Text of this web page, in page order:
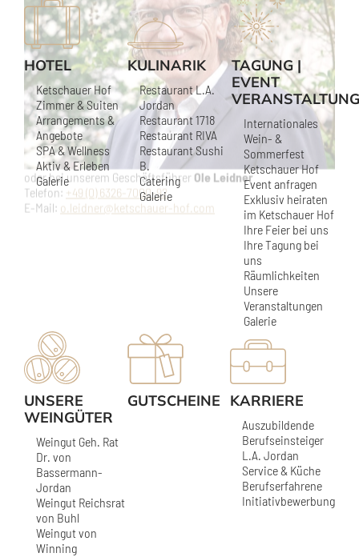
HOTEL
Ketschauer Hof
Zimmer & Suiten
Arrangements &
Angebote
SPA & Wellness
Aktiv & Erleben
Galerie
KULINARIK
Restaurant L.A.
Jordan
Restaurant 1718
Restaurant RIVA
Restaurant Sushi
B.
Catering
Galerie
TAGUNG |
EVENT
VERANSTALTUNG
Internationales
Wein- &
Sommerfest
Ketschauer Hof
Event anfragen
Exklusiv heiraten
im Ketschauer Hof
Ihre Feier bei uns
Ihre Tagung bei
uns
Räumlichkeiten
Unsere
Veranstaltungen
Galerie
UNSERE
WEINGÜTER
Weingut Geh. Rat
Dr. von
Bassermann-
Jordan
Weingut Reichsrat
von Buhl
Weingut von
Winning
GUTSCHEINE KARRIERE
Auszubildende
Berufseinsteiger
L.A. Jordan
Service & Küche
Berufserfahrene
Initiativbewerbung